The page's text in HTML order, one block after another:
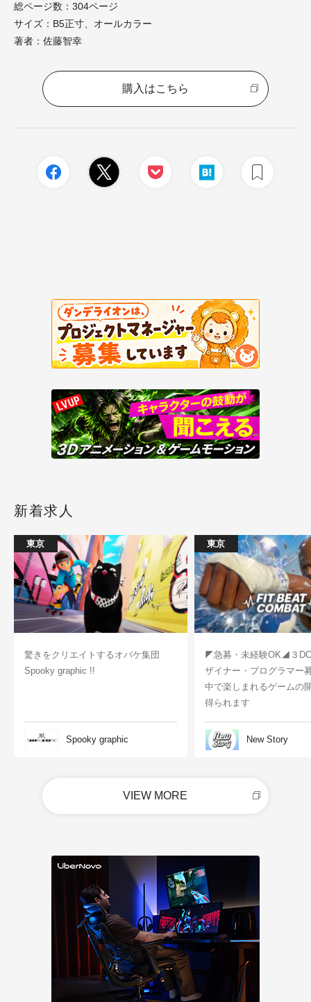
総ページ数：304ページ
サイズ：B5正寸、オールカラー
著者：佐藤智幸
購入はこちら
新着求人
東京
驚きをクリエイトするオバケ集団
Spooky graphic !!
Spooky graphic
東京
◤急募・未経験OK◢３
ザイナー・プログラマー
中で楽しまれるゲームの
得られます
New Story
VIEW MORE